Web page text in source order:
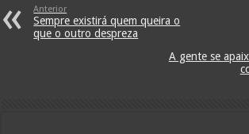
Anterior
Sempre existirá quem queira o
que o outro despreza
A gente se